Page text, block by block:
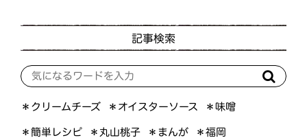
記事検索
＊クリームチーズ ＊オイスターソース ＊味噌
＊簡単レシピ ＊丸山桃子 ＊まんが ＊福岡